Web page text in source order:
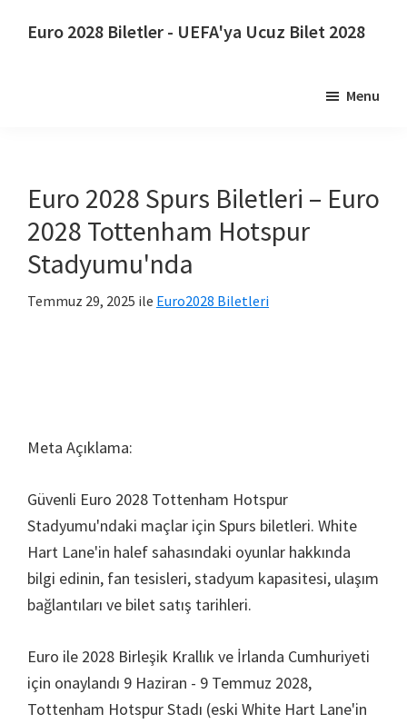
içeriğe
kenarEuro 2028 Biletler - UEFA'ya Ucuz Bilet 2028
UEFA
Avrupa
Futbol
Şampiyonası
Biletleri,
Parkı
Menu
Euro 2028 Spurs Biletleri – Euro
2028 Tottenham Hotspur
Stadyumu'nda
Temmuz 29, 2025 ile Euro2028 Biletleri
Meta Açıklama:
Güvenli Euro 2028 Tottenham Hotspur
Stadyumu'ndaki maçlar için Spurs biletleri. White
Hart Lane'in halef sahasındaki oyunlar hakkında
bilgi edinin, fan tesisleri, stadyum kapasitesi, ulaşım
bağlantıları ve bilet satış tarihleri.
Euro ile 2028 Birleşik Krallık ve İrlanda Cumhuriyeti
için onaylandı 9 Haziran - 9 Temmuz 2028,
Tottenham Hotspur Stadı (eski White Hart Lane'in